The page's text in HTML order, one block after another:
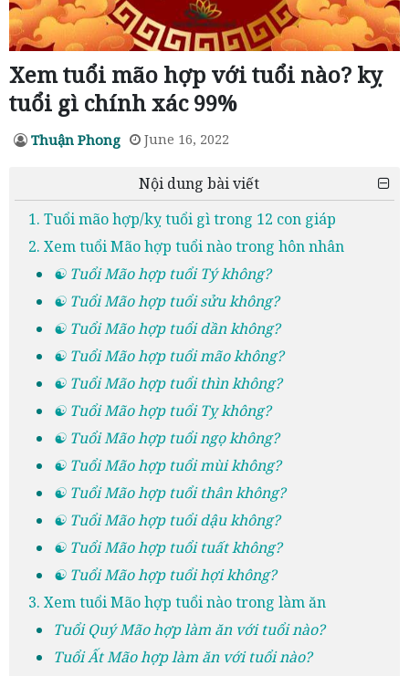
Xem tuổi mão hợp với tuổi nào? kỵ
tuổi gì chính xác 99%
Thuận Phong June 16, 2022
Nội dung bài viết
1. Tuổi mão hợp/kỵ tuổi gì trong 12 con giáp
2. Xem tuổi Mão hợp tuổi nào trong hôn nhân
☯ Tuổi Mão hợp tuổi Tý không?
☯ Tuổi Mão hợp tuổi sửu không?
☯ Tuổi Mão hợp tuổi dần không?
☯ Tuổi Mão hợp tuổi mão không?
☯ Tuổi Mão hợp tuổi thìn không?
☯ Tuổi Mão hợp tuổi Tỵ không?
☯ Tuổi Mão hợp tuổi ngọ không?
☯ Tuổi Mão hợp tuổi mùi không?
☯ Tuổi Mão hợp tuổi thân không?
☯ Tuổi Mão hợp tuổi dậu không?
☯ Tuổi Mão hợp tuổi tuất không?
☯ Tuổi Mão hợp tuổi hợi không?
3. Xem tuổi Mão hợp tuổi nào trong làm ăn
Tuổi Quý Mão hợp làm ăn với tuổi nào?
Tuổi Ất Mão hợp làm ăn với tuổi nào?